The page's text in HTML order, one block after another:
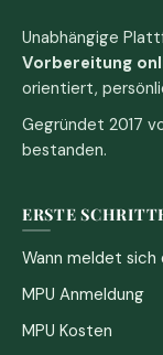
Unabhängige
Vorbereitung
orientiert,
Gegründet 2017
bestanden.
ERSTE
Wann meldet sich
MPU Anmeldung
MPU Kosten